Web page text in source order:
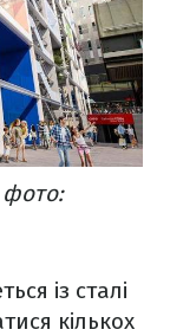
фото:
із сталі
кількох